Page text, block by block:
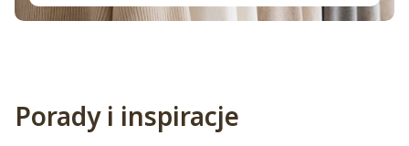
Porady i inspiracje